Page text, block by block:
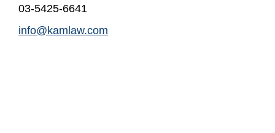
03-5425-6641
info@kamlaw.com